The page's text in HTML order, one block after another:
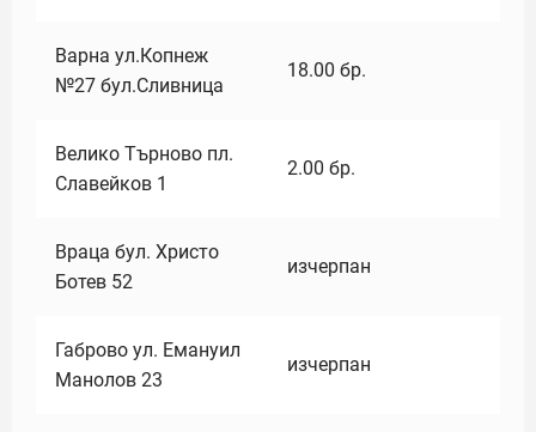
Варна ул.Копнеж
№27 бул.Сливница
18.00 бр.
Велико Търново пл.
Славейков 1
2.00 бр.
Враца бул. Христо
Ботев 52
изчерпан
Габрово ул. Емануил
Манолов 23
изчерпан